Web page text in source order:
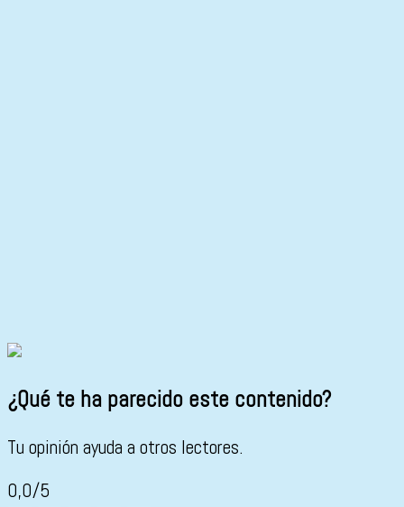
¿Qué te ha parecido este contenido?
Tu opinión ayuda a otros lectores.
0,0/5